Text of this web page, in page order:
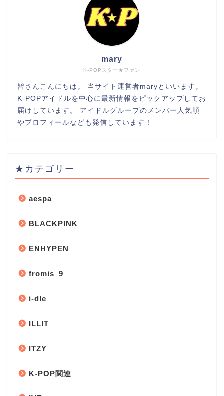
K-POPスター★ファン
mary
皆さんこんにちは。 当サイト運営者maryといいます。
K-POPアイドルを中心に最新情報をピックアップしてお
届けしています。 アイドルグループのメンバー人気順
やプロフィールなども発信しています！
★カテゴリー
aespa
BLACKPINK
ENHYPEN
fromis_9
i-dle
ILLIT
ITZY
K-POP関連